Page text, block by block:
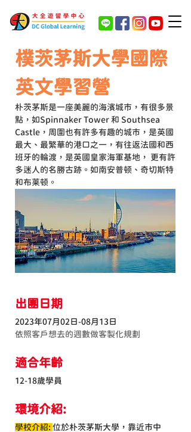
樸茨茅斯大學國際
英文學習營
朴茨茅斯是一座美麗的海濱城市，有很多景
點 ，如Spinnaker Tower 和 Southsea
Castle，周圍也有許多有趣的城市， 是英國
最大、最繁華的港口之一，有往返法國和西
班牙的輪渡，是英國皇家海軍基地， 更有許
多迷人的名勝古跡。 如南安普顿、奇切斯特
和布莱顿。
出團日期
2023年07月02日-08月13日
依照客戶想去的週數做客製化規劃
適合年齡
12-18歲學員
環境介紹:
學校介紹: 位於朴茨茅斯大學，靠近市中